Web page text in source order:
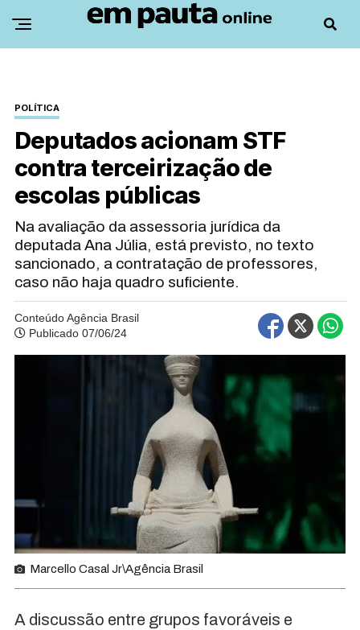
POLÍTICA
Deputados acionam STF
contra terceirização de
escolas públicas
Na avaliação da assessoria jurídica da
deputada Ana Júlia, está previsto, no texto
sancionado, a contratação de professores,
caso não haja quadro suficiente.
Conteúdo Agência Brasil
Publicado 07/06/24
Marcello Casal Jr\Agência Brasil
A discussão entre grupos favoráveis e